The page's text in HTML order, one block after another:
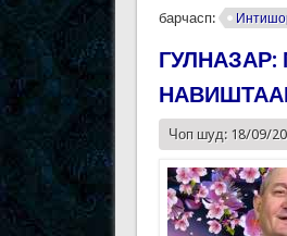
барчасп:
Чоп шуд: 18/09/